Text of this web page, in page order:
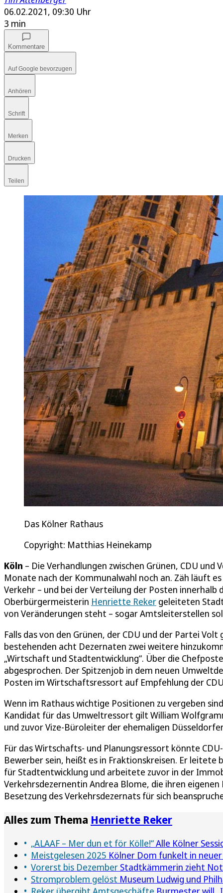
06.02.2021, 09:30 Uhr
3 min
Kommentare
Auf Google bevorzugen
Anhören
Schrift
Merken
Drucken
Teilen
Das Kölner Rathaus
Copyright: Matthias Heinekamp
Köln – Die Verhandlungen zwischen Grünen, CDU
Monate nach der Kommunalwahl noch an. Zäh läuft
Verkehr – und bei der Verteilung der Posten
Oberbürgermeisterin Henriette Reker geleiteten
von Veränderungen steht – sogar Amtsleiterstellen
Falls das von den Grünen, der CDU und der Partei
bestehenden acht Dezernaten zwei weitere
„Wirtschaft und Stadtentwicklung“. Über die
abgesprochen. Der Spitzenjob in dem neuen
Posten im Wirtschaftsressort auf Empfehlung der
Wenn im Rathaus wichtige Positionen zu vergeben
Kandidat für das Umweltressort gilt William
und zuvor Vize-Büroleiter der ehemaligen
Für das Wirtschafts- und Planungsressort könnte
Bewerber sein, heißt es in Fraktionskreisen. Er leitete
für Stadtentwicklung und arbeitete zuvor in der
Verkehrsdezernentin Andrea Blome, die ihren
Besetzung des Verkehrsdezernats für sich
Alles zum Thema Henriette Reker
„ALAAF – Mer dun et för Kölle!“Alle Kölner
Meistgelesen 2025 Kölner Dom funkelt in
Vorerst bis Dezember Stadtkämmerin zieht
Stromproblem gelöst Museum Ludwig und